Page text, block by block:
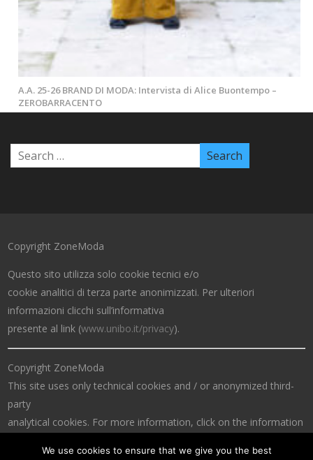
A.A. 25-26 BRAND DI MODA: Intervista di Alice Buontempo –
ZEROBARRACENTO
Copyright ZoneModa
Questo sito utilizza solo cookie tecnici e/o
cookie analitici di terza parte anonimizzati. Per ulteriori
informazioni clicchi sull’informativa
presente al link (www.unibo.it/privacy).
Copyright ZoneModa
This site uses only technical cookies and / or anonymized third-
party
analytical cookies. For more information, click on the information
We use cookies to ensure that we give you the best